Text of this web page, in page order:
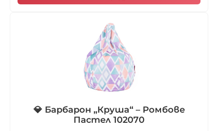
💎 Барбарон „Круша“ – Ромбове
Пастел 102070